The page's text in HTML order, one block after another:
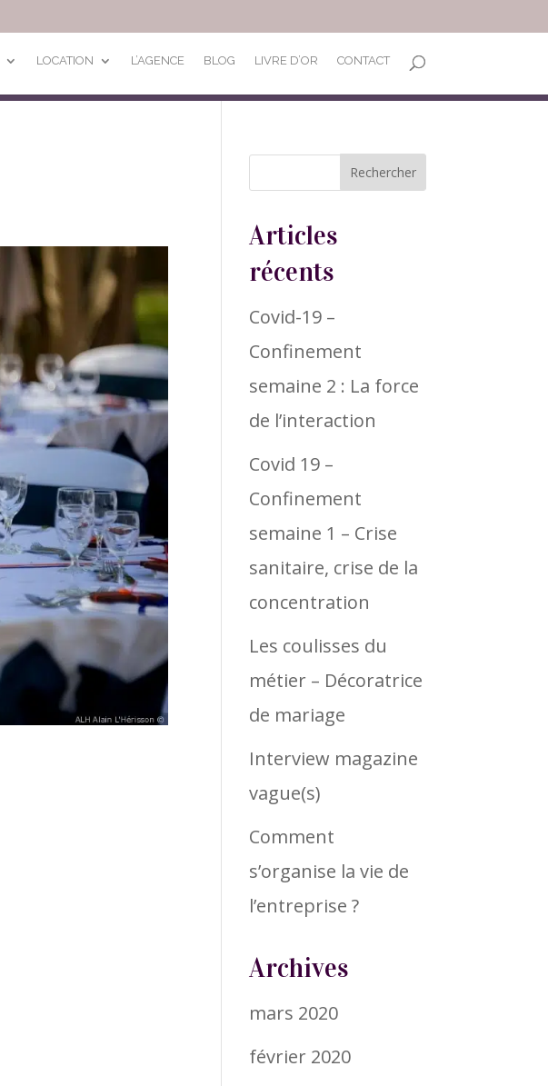
LOCATION L’AGENCE BLOG LIVRE D’OR CONTACT
Articles
récents
Covid-19 –
Confinement
semaine 2 : La force
de l’interaction
Covid 19 –
Confinement
semaine 1 – Crise
sanitaire, crise de la
concentration
Les coulisses du
métier – Décoratrice
de mariage
Interview magazine
vague(s)
Comment
s’organise la vie de
l’entreprise ?
Archives
mars 2020
février 2020